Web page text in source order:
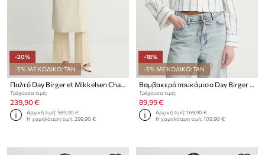
-20%
-5% ΜΕ ΚΩΔΙΚΟ: TAN
Τρέχουσα τιμή:
239,90 €
Αρχική τιμή:569,90 €
Η χαμηλότερη τιμή:299,90 €
-18%
-5% ΜΕ ΚΩΔΙΚΟ: TAN
Τρέχουσα τιμή:
89,99 €
Αρχική τιμή:169,90 €
Η χαμηλότερη τιμή:109,90 €